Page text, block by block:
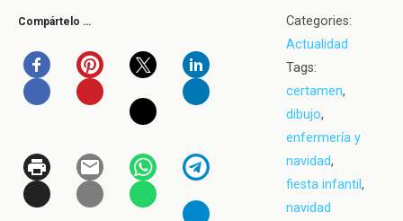
Compártelo …
Categories:
Actualidad
Tags:
certamen,
dibujo,
enfermería y
navidad,
fiesta infantil,
navidad